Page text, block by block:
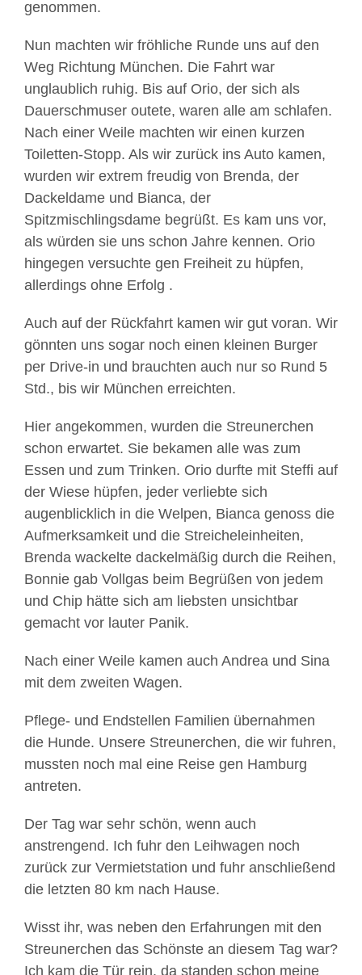
genommen.
Nun machten wir fröhliche Runde uns auf den
Weg Richtung München. Die Fahrt war
unglaublich ruhig. Bis auf Orio, der sich als
Dauerschmuser outete, waren alle am schlafen.
Nach einer Weile machten wir einen kurzen
Toiletten-Stopp. Als wir zurück ins Auto kamen,
wurden wir extrem freudig von Brenda, der
Dackeldame und Bianca, der
Spitzmischlingsdame begrüßt. Es kam uns vor,
als würden sie uns schon Jahre kennen. Orio
hingegen versuchte gen Freiheit zu hüpfen,
allerdings ohne Erfolg .
Auch auf der Rückfahrt kamen wir gut voran. Wir
gönnten uns sogar noch einen kleinen Burger
per Drive-in und brauchten auch nur so Rund 5
Std., bis wir München erreichten.
Hier angekommen, wurden die Streunerchen
schon erwartet. Sie bekamen alle was zum
Essen und zum Trinken. Orio durfte mit Steffi auf
der Wiese hüpfen, jeder verliebte sich
augenblicklich in die Welpen, Bianca genoss die
Aufmerksamkeit und die Streicheleinheiten,
Brenda wackelte dackelmäßig durch die Reihen,
Bonnie gab Vollgas beim Begrüßen von jedem
und Chip hätte sich am liebsten unsichtbar
gemacht vor lauter Panik.
Nach einer Weile kamen auch Andrea und Sina
mit dem zweiten Wagen.
Pflege- und Endstellen Familien übernahmen
die Hunde. Unsere Streunerchen, die wir fuhren,
mussten noch mal eine Reise gen Hamburg
antreten.
Der Tag war sehr schön, wenn auch
anstrengend. Ich fuhr den Leihwagen noch
zurück zur Vermietstation und fuhr anschließend
die letzten 80 km nach Hause.
Wisst ihr, was neben den Erfahrungen mit den
Streunerchen das Schönste an diesem Tag war?
Ich kam die Tür rein, da standen schon meine